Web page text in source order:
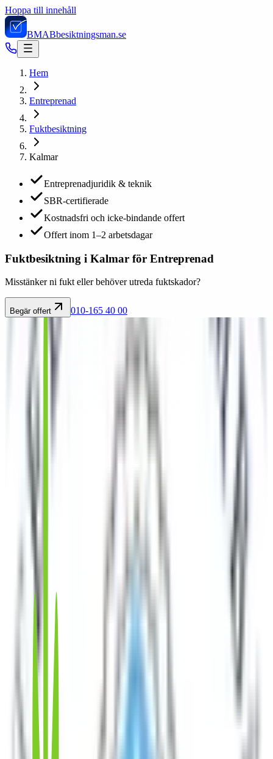
Hoppa till innehåll
BMABbesiktningsman.se
Hem
Entreprenad
Fuktbesiktning
Kalmar
Entreprenadjuridik & teknik
SBR-certifierade
Kostnadsfri och icke-bindande offert
Offert inom 1–2 arbetsdagar
Fuktbesiktning i Kalmar för Entreprenad
Misstänker ni fukt eller behöver utreda fuktskador?
Begär offert 010-165 40 00